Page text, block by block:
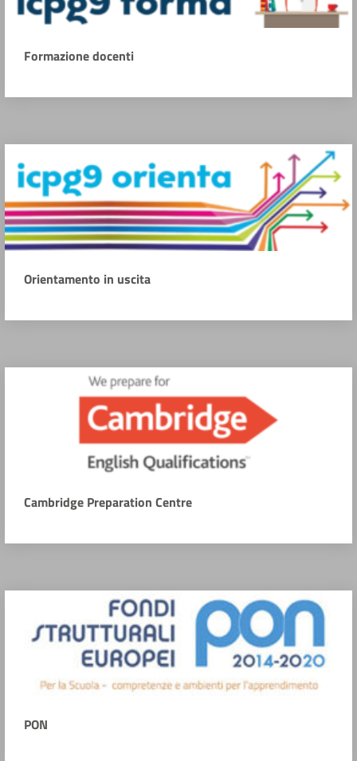
Formazione docenti
Orientamento in uscita
Cambridge Preparation Centre
PON